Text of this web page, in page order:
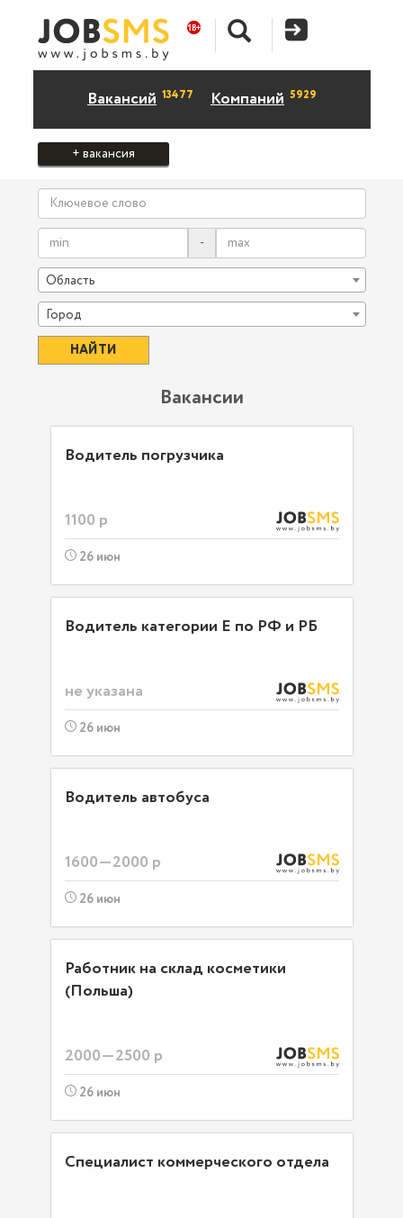
Вакансий 13477 Компаний 5929
+ вакансия
-
Область
Город
Вакансии
Водитель погрузчика
1100 р
26 июн
Водитель категории Е по РФ и РБ
не указана
26 июн
Водитель автобуса
1600—2000 р
26 июн
Работник на склад косметики
(Польша)
2000—2500 р
26 июн
Специалист коммерческого отдела